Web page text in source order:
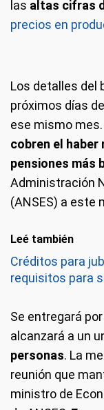
las altas cifras
precios en
Los detalles del
próximos días de
ese mismo
cobren el haber
pensiones más
Administración
(ANSES) a este
Leé también
Créditos para
requisitos para
Se entregará
alcanzará a un
personas. La
reunión que
ministro de